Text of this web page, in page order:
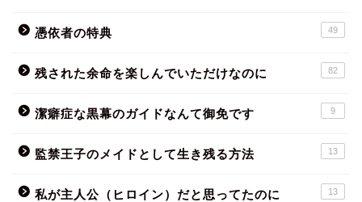
憑依者の特典 49
残された余命を楽しんでいただけなのに 82
潔癖症な黒幕のガイドなんて御免です 9
監禁王子のメイドとして生き残る方法 13
私が主人公（ヒロイン）だと思ってたのに 13